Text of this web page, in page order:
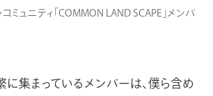
ミュニティ「COMMON LAND SCAPE」メンバ
に集まっているメンバーは、僕ら含め